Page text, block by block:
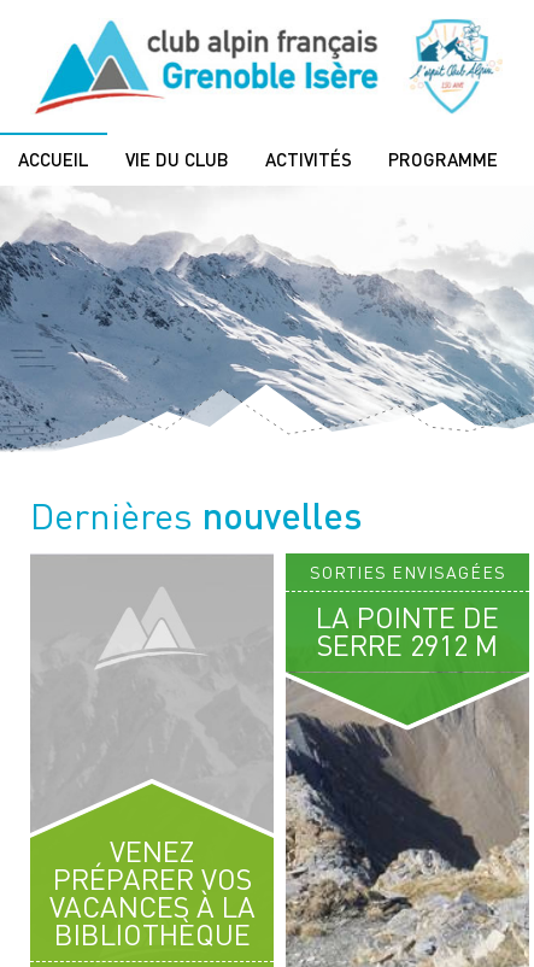
ACCUEIL VIE DU CLUB ACTIVITÉS PROGRAMME
Dernières nouvelles
VENEZ
PRÉPARER VOS
VACANCES À LA
BIBLIOTHÈQUE
LA POINTE DE
SERRE 2912 M
SORTIES ENVISAGÉES
18
AOÛT 2026
RANDO DÉCOUVERTE
GRAND GALIBIER ET POINTE DES